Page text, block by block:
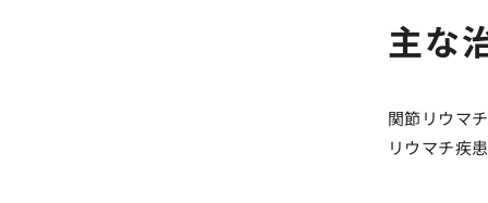
主な
関節リウマ
リウマチ疾